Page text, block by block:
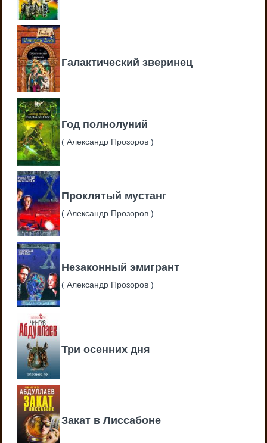
Галактический зверинец
Год полнолуний
(Александр Прозоров)
Проклятый мустанг
(Александр Прозоров)
Незаконный эмигрант
(Александр Прозоров)
Три осенних дня
Закат в Лиссабоне